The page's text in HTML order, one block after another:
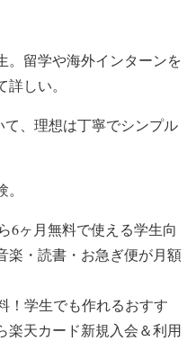
。留学や海外インターンを
しい。
、理想は丁寧でシンプル
6ヶ月無料で使える学生向
楽・読書・お急ぎ便が月額
！学生でも作れるおすす
楽天カード新規入会＆利用